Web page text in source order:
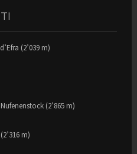
(2’039 m)
(2’865 m)
m)